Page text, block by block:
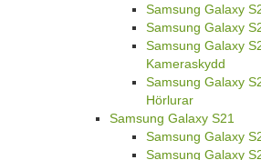
Samsung Galaxy
Samsung Galaxy
Samsung Galaxy
Kameraskydd
Samsung Galaxy
Hörlurar
Samsung Galaxy S21
Samsung Galaxy
Samsung Galaxy